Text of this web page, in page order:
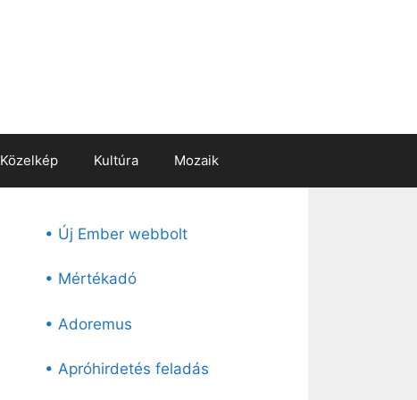
Közelkép Kultúra Mozaik
• Új Ember webbolt
• Mértékadó
• Adoremus
• Apróhirdetés feladás